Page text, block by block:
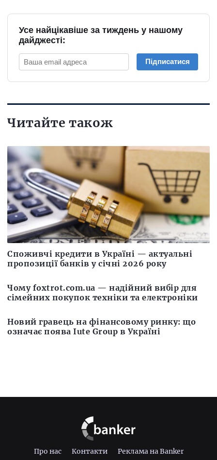
Усе найцікавіше за тиждень у нашому
дайджесті:
Підписатися
Читайте також
Споживчі кредити в Україні — актуальні
пропозиції банків у січні 2026 року
Чому foxtrot.com.ua — надійний вибір для
сімейних покупок техніки та електроніки
Новий гравець на фінансовому ринку: що
означає поява Iute Group в Україні
Про нас Контакти Реклама на Banker